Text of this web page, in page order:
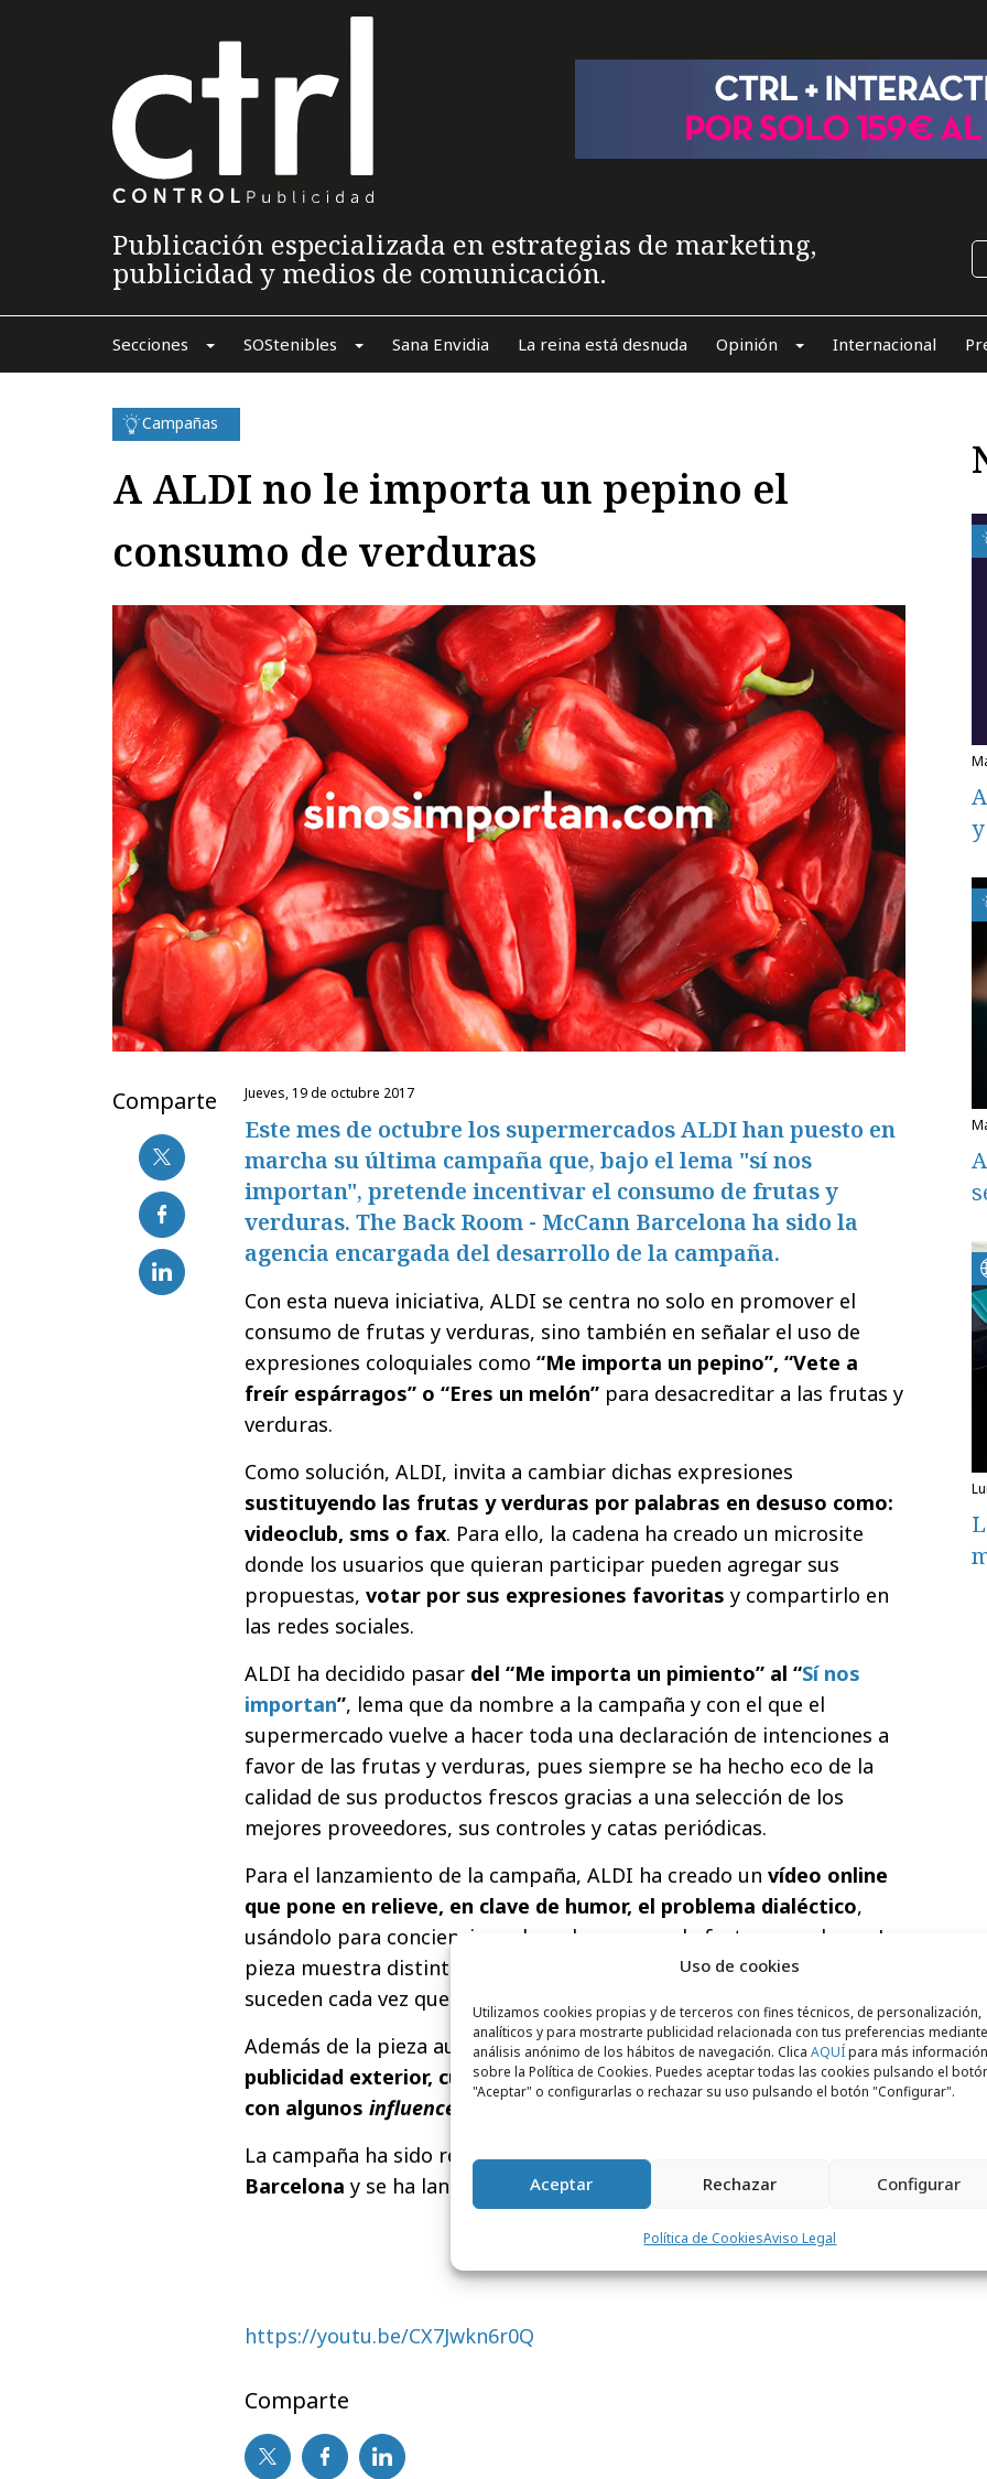
Uso de cookies
Utilizamos cookies propias y de terceros con fines técnicos, de personalización,
analíticos y para mostrarte publicidad relacionada con tus preferencias
análisis anónimo de los hábitos de navegación. Clica AQUÍpara más información
sobre la Política de Cookies. Puedes aceptar todas las cookies pulsando el
"Aceptar" o configurarlas o rechazar su uso pulsando el botón "Configurar".
Aceptar Rechazar Configurar
Política de CookiesAviso Legal
Publicación especializada en estrategias de marketing,
publicidad y medios de comunicación.
Secciones SOStenibles Sana Envidia La reina está desnuda Opinión Internacional
Campañas
A ALDI no le importa un pepino el
consumo de verduras
Comparte jueves, 19 de octubre 2017
Este mes de octubre los supermercados ALDI han puesto en
marcha su última campaña que, bajo el lema "sí nos
importan", pretende incentivar el consumo de frutas y
verduras. The Back Room - McCann Barcelona ha sido la
agencia encargada del desarrollo de la campaña.
Con esta nueva iniciativa, ALDI se centra no solo en promover el
consumo de frutas y verduras, sino también en señalar el uso de
expresiones coloquiales como “Me importa un pepino”, “Vete a
freír espárragos” o “Eres un melón” para desacreditar a las frutas y
verduras.
Como solución, ALDI, invita a cambiar dichas expresiones
sustituyendo las frutas y verduras por palabras en desuso como:
videoclub, sms o fax. Para ello, la cadena ha creado un microsite
donde los usuarios que quieran participar pueden agregar sus
propuestas, votar por sus expresiones favoritas y compartirlo en
las redes sociales.
ALDI ha decidido pasar del “Me importa un pimiento” al “Sí nos
importan”, lema que da nombre a la campaña y con el que el
supermercado vuelve a hacer toda una declaración de intenciones a
favor de las frutas y verduras, pues siempre se ha hecho eco de la
calidad de sus productos frescos gracias a una selección de los
mejores proveedores, sus controles y catas periódicas.
Para el lanzamiento de la campaña, ALDI ha creado un vídeo online
que pone en relieve, en clave de humor, el problema dialéctico,
usándolo para concienciar sobre el consumo de frutas y verduras. La
pieza muestra distintas situaciones curiosas que, supuestamente,
suceden cada vez que alguien falta al respeto a las frutas y verduras.
Además de la pieza audiovisual, la campaña también cuenta con
publicidad exterior, cuñas, menciones en radio y colaboraciones
con algunos influencers gastronómicos
La campaña ha sido realizada porThe Back Room -
Barcelona y se ha lanzado a nivel estatal.
https://youtu.be/CX7Jwkn6r0Q
Comparte